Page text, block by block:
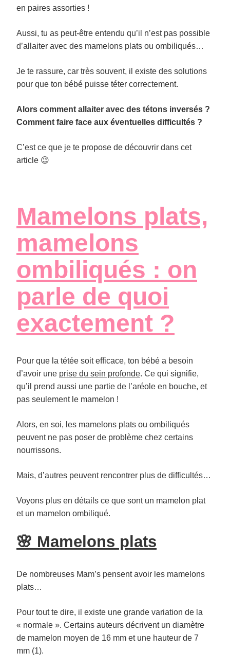
en paires assorties !
Aussi, tu as peut-être entendu qu’il n’est pas possible
d’allaiter avec des mamelons plats ou ombiliqués…
Je te rassure, car très souvent, il existe des solutions
pour que ton bébé puisse téter correctement.
Alors comment allaiter avec des tétons inversés ?
Comment faire face aux éventuelles difficultés ?
C’est ce que je te propose de découvrir dans cet
article 😉
Mamelons plats,
mamelons
ombiliqués : on
parle de quoi
exactement ?
Pour que la tétée soit efficace, ton bébé a besoin
d’avoir une prise du sein profonde. Ce qui signifie,
qu’il prend aussi une partie de l’aréole en bouche, et
pas seulement le mamelon !
Alors, en soi, les mamelons plats ou ombiliqués
peuvent ne pas poser de problème chez certains
nourrissons.
Mais, d’autres peuvent rencontrer plus de difficultés…
Voyons plus en détails ce que sont un mamelon plat
et un mamelon ombiliqué.
🌸 Mamelons plats
De nombreuses Mam’s pensent avoir les mamelons
plats…
Pour tout te dire, il existe une grande variation de la
« normale ». Certains auteurs décrivent un diamètre
de mamelon moyen de 16 mm et une hauteur de 7
mm (1).